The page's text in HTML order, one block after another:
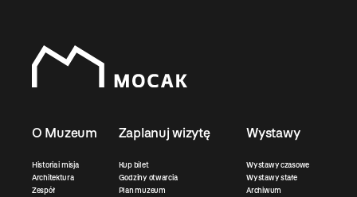
O Muzeum
Historia i misja
Architektura
Zespół
Zaplanuj wizytę
Kup bilet
Godziny otwarcia
Plan muzeum
Wystawy
Wystawy czasowe
Wystawy stałe
Archiwum